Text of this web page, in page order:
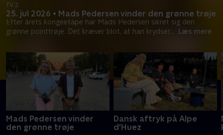
25. jul 2026 • Mads Pedersen vinder den grønne trøje
Efter årets kongeetape har Mads Pedersen sikret sig den
grønne pointtrøje. Det kræver blot, at han krydser... Læs mere
TV 2.
Mads Pedersen vinder
den grønne trøje
Dansk aftryk på Alpe
d'Huez